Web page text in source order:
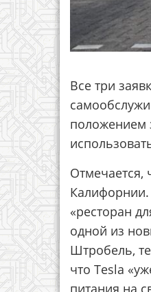
Все три
положением
Отмечается,
Калифорнии.
«ресторан
одной из
Штробель,
что Tesla